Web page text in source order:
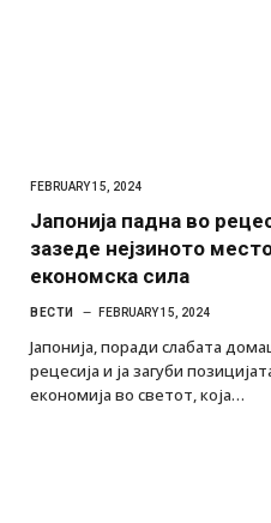
FEBRUARY 15, 2024
Јапонија падна во
зазеде нејзиното
економска сила
ВЕСТИ FEBRUARY 15, 2024
Јапонија, поради слабата
рецесија и ја загуби
економија во светот, која…